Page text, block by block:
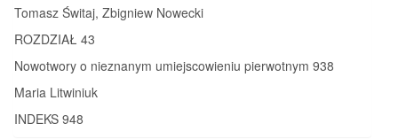
Tomasz Świtaj, Zbigniew Nowecki
ROZDZIAŁ 43
Nowotwory o nieznanym umiejscowieniu pierwotnym 938
Maria Litwiniuk
INDEKS 948